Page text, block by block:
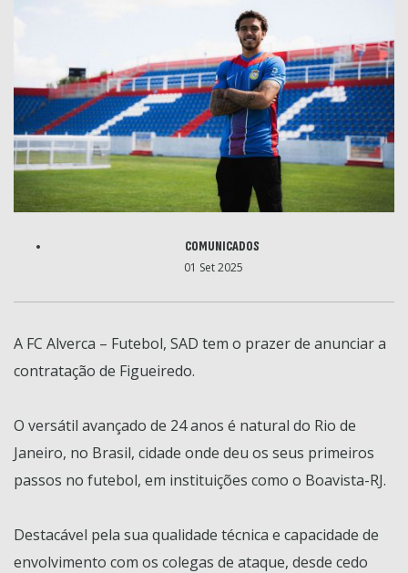
COMUNICADOS
01 Set 2025
A FC Alverca – Futebol, SAD tem o prazer de anunciar a
contratação de Figueiredo.
O versátil avançado de 24 anos é natural do Rio de
Janeiro, no Brasil, cidade onde deu os seus primeiros
passos no futebol, em instituições como o Boavista-RJ.
Destacável pela sua qualidade técnica e capacidade de
envolvimento com os colegas de ataque, desde cedo